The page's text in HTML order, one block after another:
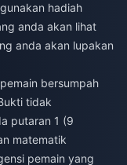
hadiah
anda akan lihat
anda akan lupakan
bersumpah
tidak
putaran 1 (9
matematik
pemain yang